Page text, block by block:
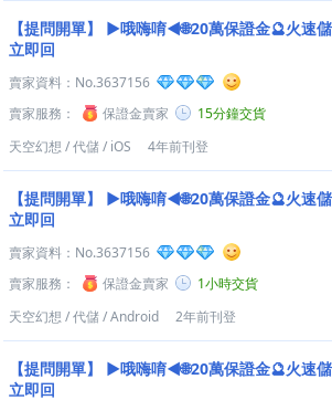
【提問開單】
►哦嗨唷◄🌐20萬保證金🔮火速
立即回
賣家資料： No.3637156
賣家服務：
保證金賣家
15分鐘交貨
天空幻想 /代儲/ iOS 4年前刊登
【提問開單】
►哦嗨唷◄🌐20萬保證金🔮火速
立即回
賣家資料： No.3637156
賣家服務：
保證金賣家
1小時交貨
天空幻想 /代儲/Android 2年前刊登
【提問開單】
►哦嗨唷◄🌐20萬保證金🔮火速
立即回